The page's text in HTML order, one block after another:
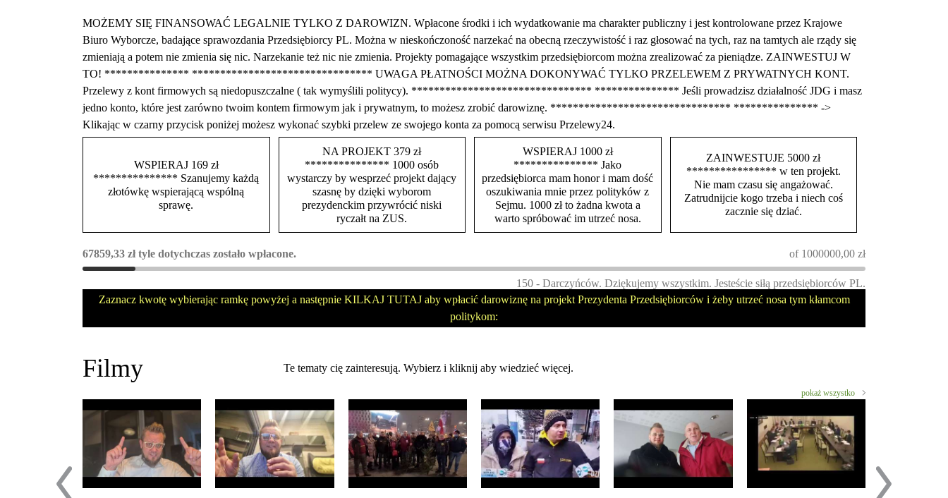
MOŻEMY SIĘ FINANSOWAĆ LEGALNIE TYLKO Z DAROWIZN. Wpłacone środki i ich wydatkowanie ma charakter publiczny i jest kontrolowane przez Krajowe
Biuro Wyborcze, badające sprawozdania Przedsiębiorcy PL. Można w nieskończoność narzekać na obecną rzeczywistość i raz głosować na tych, raz na tamtych ale rządy się
zmieniają a potem nie zmienia się nic. Narzekanie też nic nie zmienia. Projekty pomagające wszystkim przedsiębiorcom można zrealizować za pieniądze. ZAINWESTUJ W
TO! *************** ******************************** UWAGA PŁATNOŚCI MOŻNA DOKONYWAĆ TYLKO PRZELEWEM Z PRYWATNYCH KONT.
Przelewy z kont firmowych są niedopuszczalne ( tak wymyślili politycy). ******************************** *************** Jeśli prowadzisz działalność JDG i masz
jedno konto, które jest zarówno twoim kontem firmowym jak i prywatnym, to możesz zrobić darowiznę. ******************************** *************** ->
Klikając w czarny przycisk poniżej możesz wykonać szybki przelew ze swojego konta za pomocą serwisu Przelewy24.
WSPIERAJ 169 zł
*************** Szanujemy każdą
złotówkę wspierającą wspólną
sprawę.
NA PROJEKT 379 zł
*************** 1000 osób
wystarczy by wesprzeć projekt dający
szasnę by dzięki wyborom
prezydenckim przywrócić niski
ryczałt na ZUS.
WSPIERAJ 1000 zł
*************** Jako
przedsiębiorca mam honor i mam dość
oszukiwania mnie przez polityków z
Sejmu. 1000 zł to żadna kwota a
warto spróbować im utrzeć nosa.
ZAINWESTUJE 5000 zł
**************** w ten projekt.
Nie mam czasu się angażować.
Zatrudnijcie kogo trzeba i niech coś
zacznie się dziać.
67859,33 zł tyle dotychczas zostało wpłacone. of 1000000,00 zł
150 - Darczyńców. Dziękujemy wszystkim. Jesteście siłą przedsiębiorców PL.
Zaznacz kwotę wybierając ramkę powyżej a następnie KILKAJ TUTAJ aby wpłacić darowiznę na projekt Prezydenta Przedsiębiorców i żeby utrzeć nosa tym kłamcom
politykom:
Filmy Te tematy cię zainteresują. Wybierz i kliknij aby wiedzieć więcej.
pokaż wszystko